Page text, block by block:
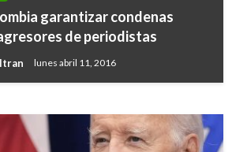
garantizar condenas
de periodistas
lunes abril 11, 2016
‘alquiler’ de vientre a